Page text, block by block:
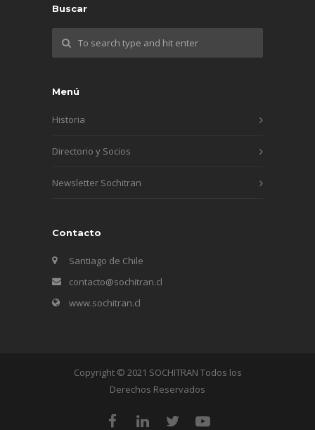
Buscar
Menú
Historia
Directorio y Socios
Newsletter Sochitran
Contacto
Santiago de Chile
contacto@sochitran.cl
www.sochitran.cl
Copyright © 2021 SOCHITRAN Todos los
Derechos Reservados